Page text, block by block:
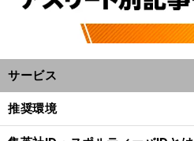
サービス
推奨環境